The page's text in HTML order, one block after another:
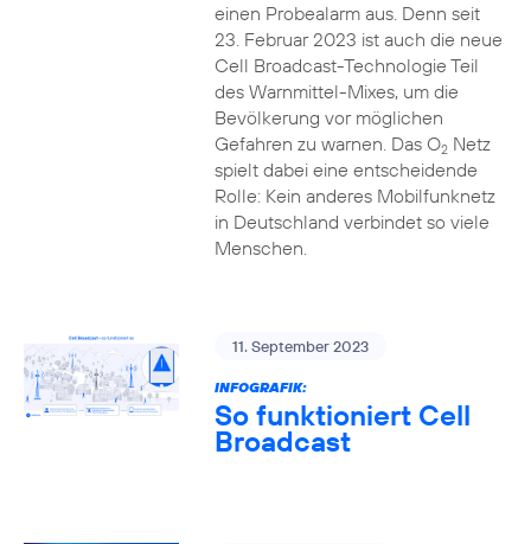
einen Probealarm aus. Denn seit
23. Februar 2023 ist auch die neue
Cell Broadcast-Technologie Teil
des Warnmittel-Mixes, um die
Bevölkerung vor möglichen
Gefahren zu warnen. Das O2Netz
spielt dabei eine entscheidende
Rolle: Kein anderes Mobilfunknetz
in Deutschland verbindet so viele
Menschen.
11. September 2023
INFOGRAFIK:
So funktioniert Cell
Broadcast